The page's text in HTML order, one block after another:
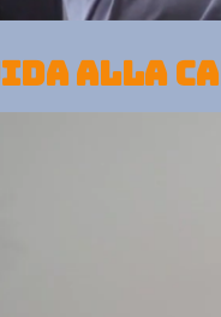
ALLA